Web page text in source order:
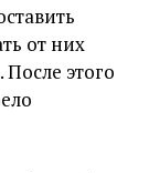
от них
этого